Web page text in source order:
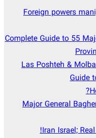
Foreign powers
Complete Guide to 55
Las Poshteh &
Guide
Major General
Iran Israel;